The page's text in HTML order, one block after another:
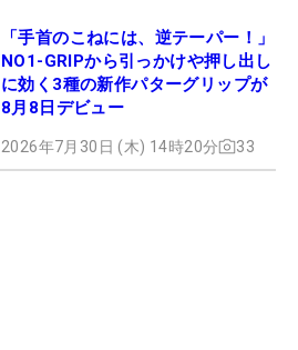
「手首のこねには、逆テーパー！」
NO1-GRIPから引っかけや押し出し
に効く3種の新作パターグリップが
8月8日デビュー
2026年7月30日 (木) 14時20分 33